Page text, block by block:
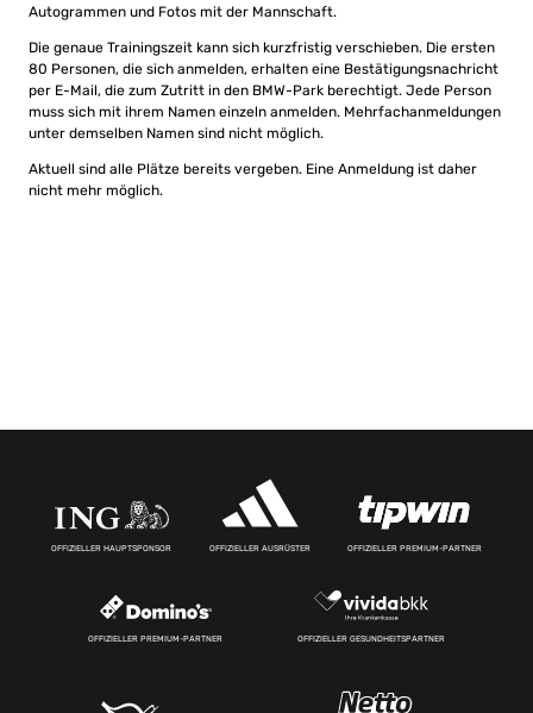
Autogrammen und Fotos mit der Mannschaft.
Die genaue Trainingszeit kann sich kurzfristig verschieben. Die ersten
80 Personen, die sich anmelden, erhalten eine Bestätigungsnachricht
per E-Mail, die zum Zutritt in den BMW-Park berechtigt. Jede Person
muss sich mit ihrem Namen einzeln anmelden. Mehrfachanmeldungen
unter demselben Namen sind nicht möglich.
Aktuell sind alle Plätze bereits vergeben. Eine Anmeldung ist daher
nicht mehr möglich.
OFFIZIELLER HAUPTSPONSOR OFFIZIELLER AUSRÜSTER OFFIZIELLER PREMIUM-PARTNER
OFFIZIELLER PREMIUM-PARTNER OFFIZIELLER GESUNDHEITSPARTNER